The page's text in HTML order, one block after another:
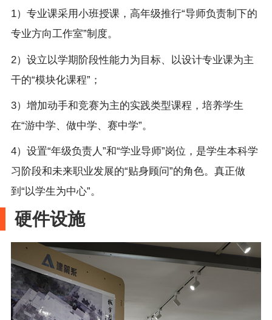
1）专业课采用小班授课，高年级推行“导师负责制下的
专业方向工作室”制度。
2）设立以学期阶段性能力为目标、以设计专业课为主
干的“模块化课程”；
3）增加动手和竞赛为主的实践类型课程，培养学生
在“游中学、做中学、赛中学”。
4）设置“年级负责人”和“学业导师”岗位，是学生本科学
习阶段和未来职业发展的“贴身顾问”的角色。真正做
到“以学生为中心”。
硬件设施